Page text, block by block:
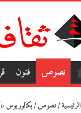
نصوص فنون
الرئيسية/نصوص/بكالوريوس